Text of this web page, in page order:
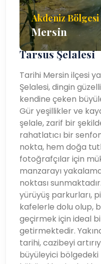
Akdeniz Bölgesi
Mersin
Tarsus Şelalesi
Tarihi Mersin ilçesi
Şelalesi, dingin
kendine çeken
Gür yeşillikler ve
şelale, zarif bir
rahatlatıcı bir
nokta, hem doğa
fotoğrafçılar için
manzarayı
noktası
yürüyüş parkurları,
kafelerle dolu olup,
geçirmek için ideal
getirmektedir.
tarihi, cazibeyi
büyüleyici